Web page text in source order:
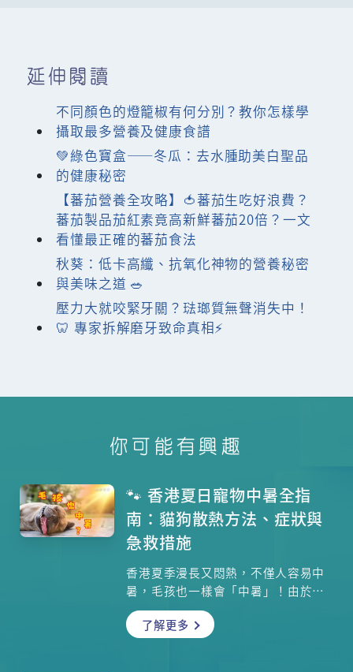
延伸閱讀
不同顏色的燈籠椒有何分別？教你怎樣學
攝取最多營養及健康食譜
💚綠色寶盒——冬瓜：去水腫助美白聖品
的健康秘密
【蕃茄營養全攻略】🍅蕃茄生吃好浪費？
蕃茄製品茄紅素竟高新鮮蕃茄20倍？一文
看懂最正確的蕃茄食法
秋葵：低卡高纖、抗氧化神物的營養秘密
與美味之道 🥗
壓力大就咬緊牙關？琺瑯質無聲消失中！
🦷 專家拆解磨牙致命真相⚡
你可能有興趣
🐾 香港夏日寵物中暑全指
南：貓狗散熱方法、症狀與
急救措施
香港夏季漫長又悶熱，不僅人容易中
暑，毛孩也一樣會「中暑」！由於貓
狗全身披毛、體溫較高，加上散熱能
力較差，又無法清晰表達不適，一旦
了解更多